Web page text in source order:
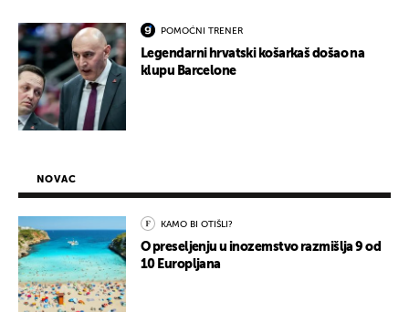
POMOĆNI TRENER
Legendarni hrvatski košarkaš došao na
klupu Barcelone
NOVAC
KAMO BI OTIŠLI?
O preseljenju u inozemstvo razmišlja 9 od
10 Europljana